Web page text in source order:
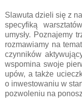
Slawuta dzieli się z
specyfiką
umysły. Poznajemy
rozmawiamy na
czynników
wspomina swoje
upów, a także
o inwestowaniu w
pozwoleniu na